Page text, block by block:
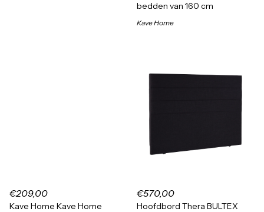
bedden van 160 cm
Kave Home
€209,00
Kave Home Kave Home
€570,00
Hoofdbord Thera BULTEX